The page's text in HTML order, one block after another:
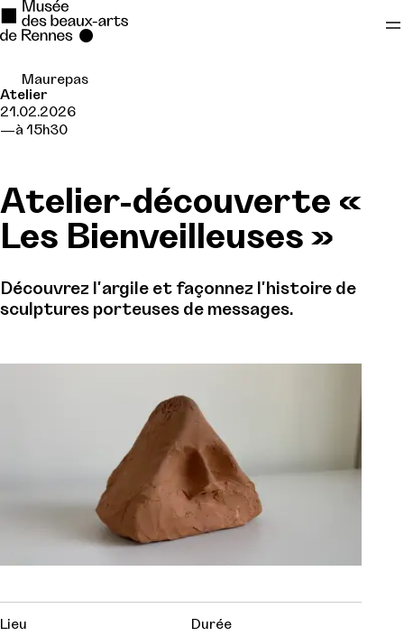
Se rendre au
Contenu principal
Maurepas
Atelier
21.02.2026
à 15h30
Atelier-découverte «
Les Bienveilleuses »
Découvrez l'argile et façonnez l'histoire de
sculptures porteuses de messages.
Lieu
Durée